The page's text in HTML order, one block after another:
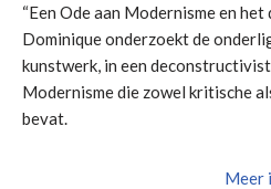
“Een Ode aan Modernisme en het
Dominique onderzoekt de
kunstwerk, in een
Modernisme die zowel kritische
bevat.
Meer